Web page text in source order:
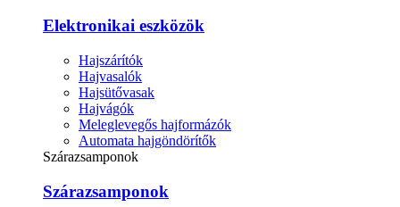
Elektronikai eszközök
Hajszárítók
Hajvasalók
Hajsütővasak
Hajvágók
Meleglevegős hajformázók
Automata hajgöndörítők
Szárazsamponok
Szárazsamponok